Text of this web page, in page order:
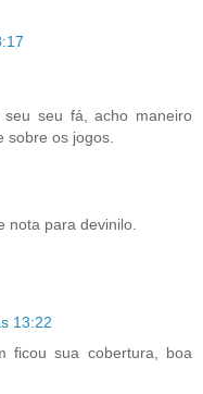
seu fá, acho maneiro
sobre os jogos.
nota para devinilo.
13:22
ficou sua cobertura, boa